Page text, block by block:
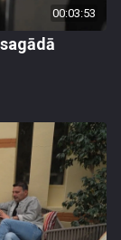
00:03:53